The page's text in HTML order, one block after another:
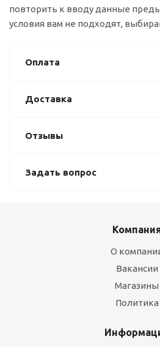
повторить к вводу данные
условия вам не подходят,
Оплата
Доставка
Отзывы
Задать вопрос
О
Вакансии
Магазины
Политика